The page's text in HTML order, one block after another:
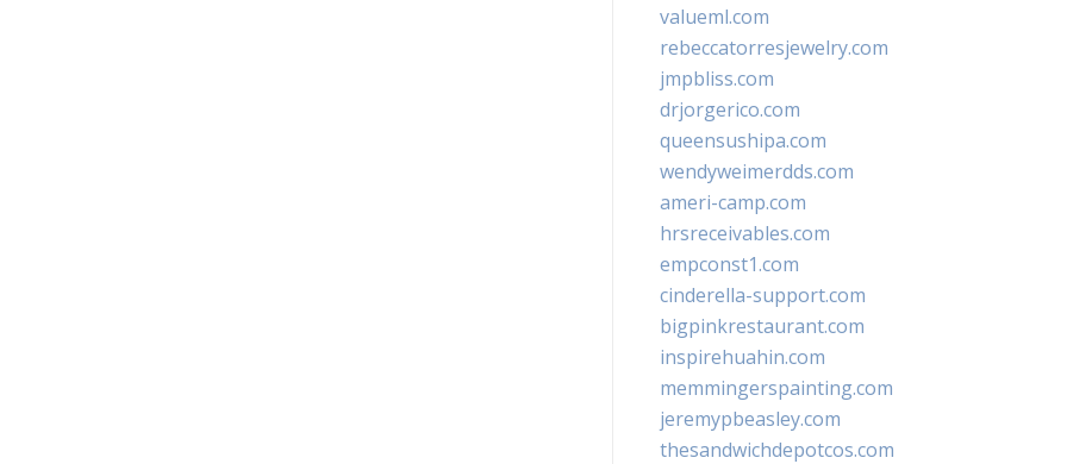
valueml.com
rebeccatorresjewelry.com
jmpbliss.com
drjorgerico.com
queensushipa.com
wendyweimerdds.com
ameri-camp.com
hrsreceivables.com
empconst1.com
cinderella-support.com
bigpinkrestaurant.com
inspirehuahin.com
memmingerspainting.com
jeremypbeasley.com
thesandwichdepotcos.com